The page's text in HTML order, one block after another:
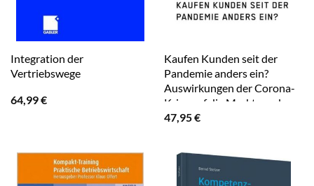
Integration der
Vertriebswege
64,99€
Kaufen Kunden seit der
Pandemie anders ein?
Auswirkungen der Corona-
Krise auf die Markt- und
Kommunikationspolitik von
47,95€